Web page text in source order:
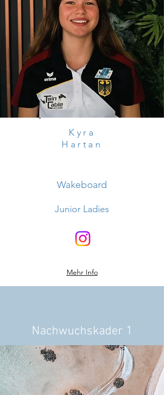
Kyra
Hartan
Wakeboard
Junior Ladies
Mehr Info
Nachwuchskader 1